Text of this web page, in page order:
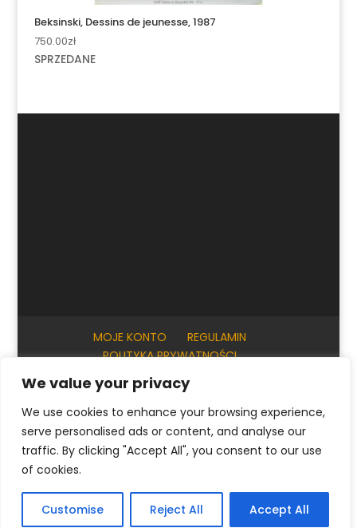
We value your privacy
We use cookies to enhance your browsing experience,
serve personalised ads or content, and analyse our
traffic. By clicking "Accept All", you consent to our use
of cookies.
Customise Reject All Accept All
Beksinski, Dessins de jeunesse, 1987
750.00zł
SPRZEDANE
MOJE KONTO
REGULAMIN
POLITYKA PRYWATNOŚCI
INFORMACJE PRAKTYCZNE
© ArtKrak Auction House 2023
Français
( Francuski